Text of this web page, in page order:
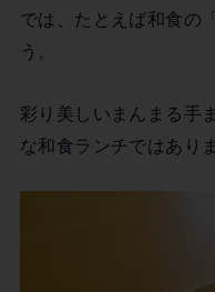
では、たとえば和食の
う。
彩り美しいまんまる手
な和食ランチではあり